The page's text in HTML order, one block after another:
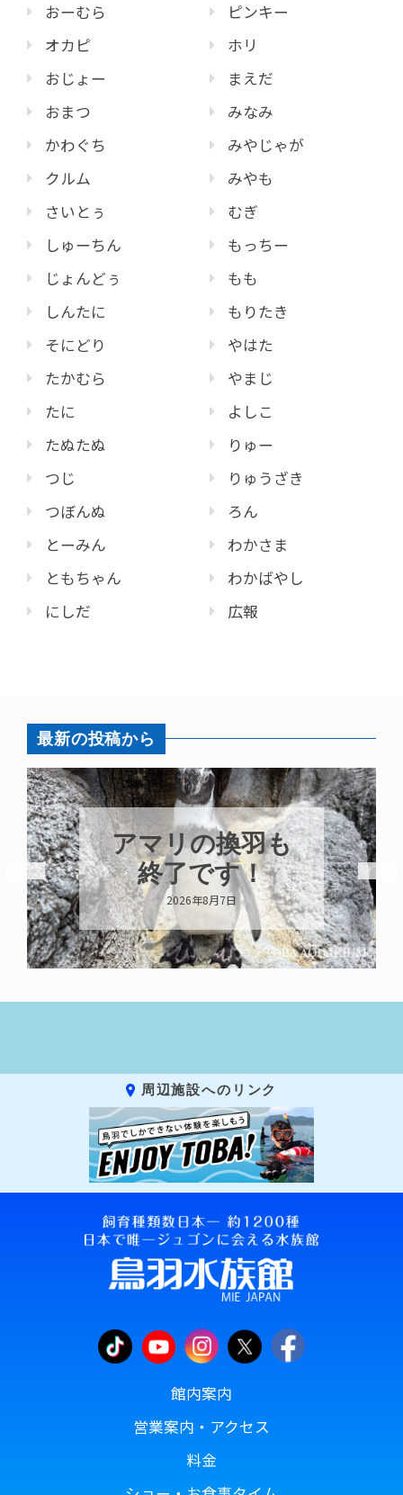
おーむら
オカピ
おじょー
おまつ
かわぐち
クルム
さいとぅ
しゅーちん
じょんどぅ
しんたに
そにどり
たかむら
たに
たぬたぬ
つじ
つぼんぬ
とーみん
ともちゃん
にしだ
ピンキー
ホリ
まえだ
みなみ
みやじゃが
みやも
むぎ
もっちー
もも
もりたき
やはた
やまじ
よしこ
りゅー
りゅうざき
ろん
わかさま
わかばやし
広報
最新の投稿から
アマリの換羽も
終了です！
2026年8月7日
周辺施設へのリンク
館内案内
営業案内・アクセス
料金